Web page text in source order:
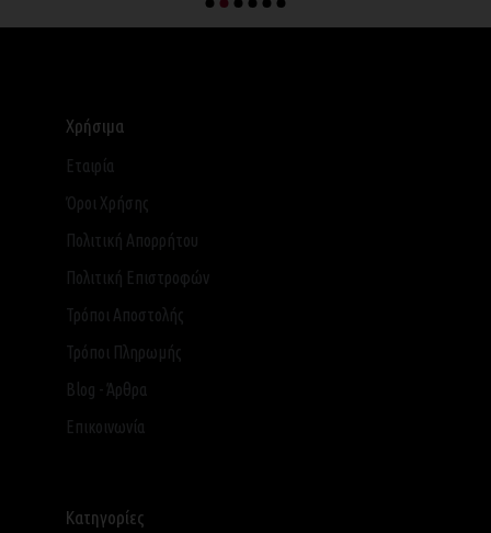
Χρήσιμα
Εταιρία
Όροι Χρήσης
Πολιτική Απορρήτου
Πολιτική Επιστροφών
Τρόποι Αποστολής
Τρόποι Πληρωμής
Blog - Άρθρα
Επικοινωνία
Κατηγορίες